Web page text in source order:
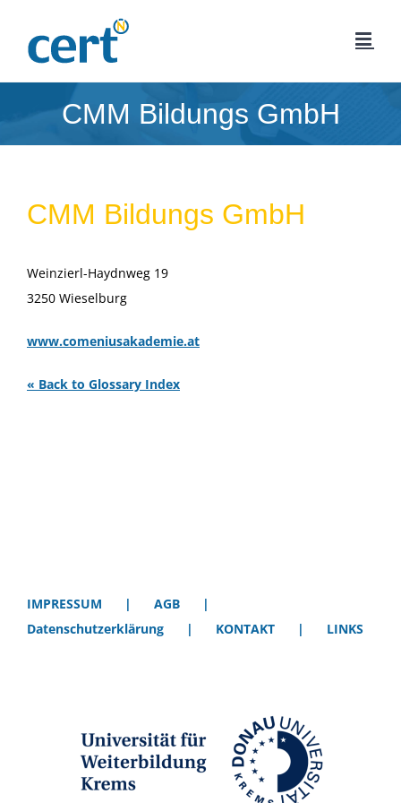
Inhalt
springen
CMM Bildungs GmbH
CMM Bildungs GmbH
Weinzierl-Haydnweg 19
3250 Wieselburg
www.comeniusakademie.at
« Back to Glossary Index
IMPRESSUM
AGB
Datenschutzerklärung
KONTAKT LINKS